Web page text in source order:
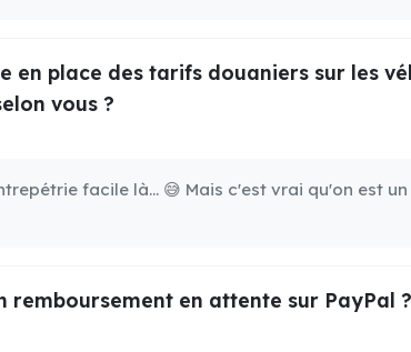
en place des tarifs douaniers sur les
vous ?
facile là... 😅 Mais c'est vrai qu'on est
en attente sur PayPal ?